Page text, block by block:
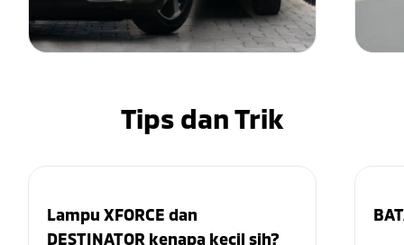
Tips dan Trik
Lampu XFORCE dan
DESTINATOR kenapa kecil sih?